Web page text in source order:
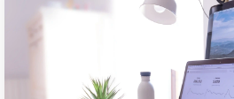
因认知失调而加深好感。尽管阿
性，作者也不敢直接戳破，怕摧
终，作者将试探藏在玩笑中，对
应，并坦白那确为笔误。文章